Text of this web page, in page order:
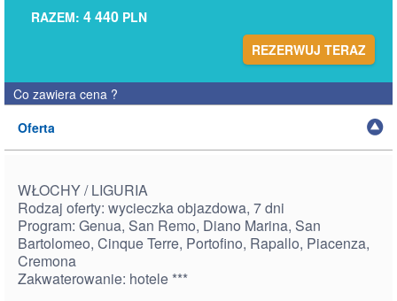
RAZEM: 4 440 PLN
REZERWUJ TERAZ
Co zawiera cena ?
Oferta
WŁOCHY / LIGURIA
Rodzaj oferty: wycieczka objazdowa, 7 dni
Program: Genua, San Remo, Diano Marina, San
Bartolomeo, Cinque Terre, Portofino, Rapallo, Piacenza,
Cremona
Zakwaterowanie: hotele ***